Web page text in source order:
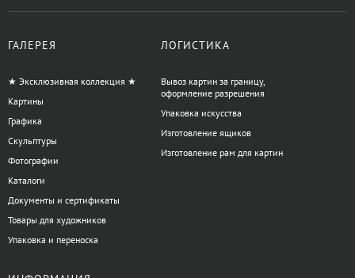
ГАЛЕРЕЯ
★ Эксклюзивная коллекция ★
Картины
Графика
Скульптуры
Фотографии
Каталоги
Документы и сертификаты
Товары для художников
Упаковка и переноска
ЛОГИСТИКА
Вывоз картин за границу,
оформление разрешения
Упаковка искусства
Изготовление ящиков
Изготовление рам для картин